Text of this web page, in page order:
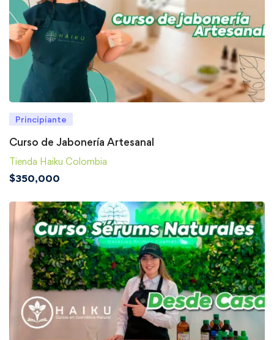
Principiante
Curso de Jabonería Artesanal
Tienda Haiku Colombia
$350,000